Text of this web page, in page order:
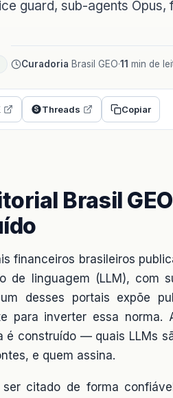
guard, sub-agents
Curadoria Brasil GEO·11 min de
Threads Copiar
Brasil
financeiros brasileiros
de linguagem (LLM), com
desses portais expõe
para inverter essa
é construído — quais LLMs
e quem assina.
citado de forma